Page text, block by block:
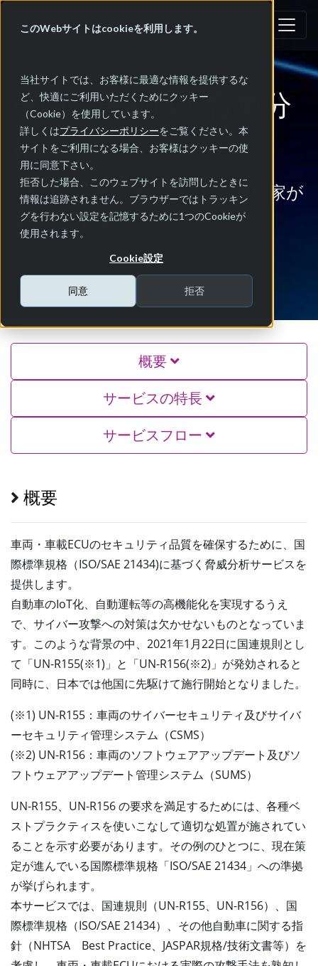
このWebサイトはcookieを利用します。
当社サイトでは、お客様に最適な情報を提供するな
ど、快適にご利用いただくためにクッキー
（Cookie）を使用しています。
詳しくはプライバシーポリシーをご覧ください。本
サイトをご利用になる場合、お客様はクッキーの使
用に同意下さい。
拒否した場合、このウェブサイトを訪問したときに
情報は追跡されません。ブラウザーではトラッキン
グを行わない設定を記憶するために1つのCookieが
使用されます。
Cookie設定
同意 拒否
車両・車載ECU脅威分
析
自動車の攻撃手法を熟知した専門家が
提供する脅威分析サービス
概要
サービスの特長
サービスフロー
概要
車両・車載ECUのセキュリティ品質を確保するために、国
際標準規格（ISO/SAE 21434)に基づく脅威分析サービスを
提供します。
自動車のIoT化、自動運転等の高機能化を実現するうえ
で、サイバー攻撃への対策は欠かせないものとなっていま
す。このような背景の中、2021年1月22日に国連規則とし
て「UN-R155(※1)」と「UN-R156(※2)」が発効されると
同時に、日本では他国に先駆けて施行開始となりました。
(※1) UN-R155：車両のサイバーセキュリティ及びサイバ
ーセキュリティ管理システム（CSMS）
(※2) UN-R156：車両のソフトウェアアップデート及びソ
フトウェアアップデート管理システム（SUMS）
UN-R155、UN-R156 の要求を満足するためには、各種ベ
ストプラクティスを使いこなして適切な処置が施されてい
ることを示す必要があります。その例のひとつに、現在策
定が進んでいる国際標準規格「ISO/SAE 21434」への準拠
が挙げられます。
本サービスでは、国連規則（UN-R155、UN-R156）、国
際標準規格（ISO/SAE 21434）、その他自動車に関する指
針（NHTSA Best Practice、JASPAR規格/技術文書等）を